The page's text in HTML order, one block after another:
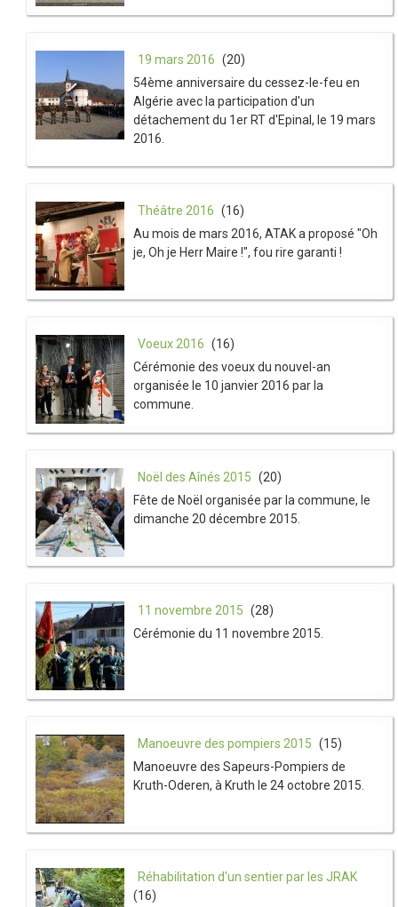
19 mars 2016 (20)
54ème anniversaire du cessez-le-feu en
Algérie avec la participation d'un
détachement du 1er RT d'Epinal, le 19 mars
2016.
Théâtre 2016 (16)
Au mois de mars 2016, ATAK a proposé "Oh
je, Oh je Herr Maire !", fou rire garanti !
Voeux 2016 (16)
Cérémonie des voeux du nouvel-an
organisée le 10 janvier 2016 par la
commune.
Noël des Aînés 2015 (20)
Fête de Noël organisée par la commune, le
dimanche 20 décembre 2015.
11 novembre 2015 (28)
Cérémonie du 11 novembre 2015.
Manoeuvre des pompiers 2015 (15)
Manoeuvre des Sapeurs-Pompiers de
Kruth-Oderen, à Kruth le 24 octobre 2015.
Réhabilitation d'un sentier par les JRAK
(16)